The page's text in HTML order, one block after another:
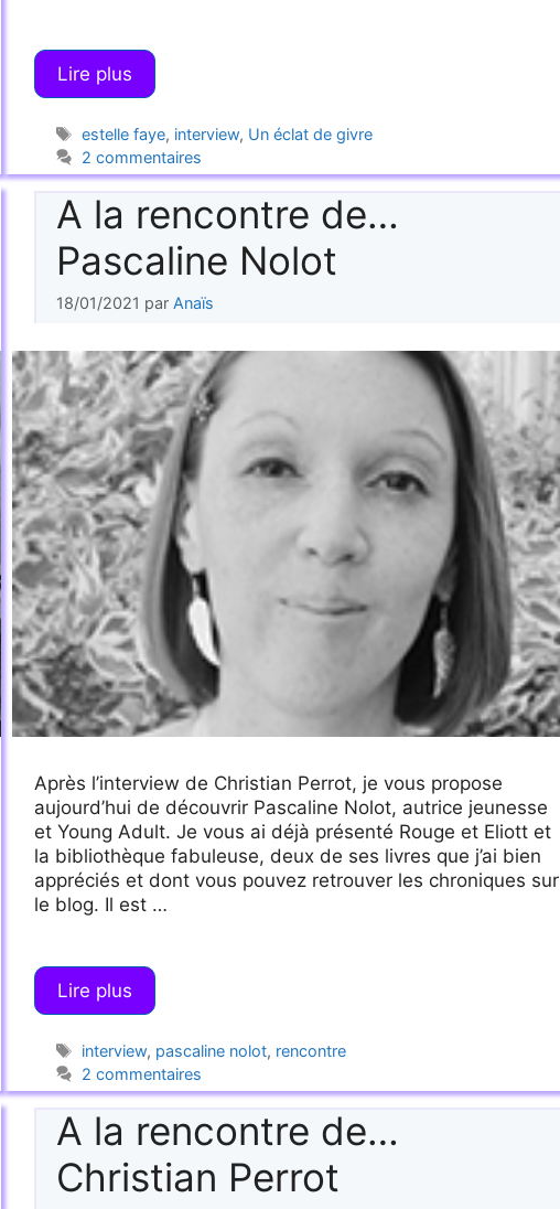
Lire plus
Étiquettes
estelle faye, interview, Un éclat de givre
2 commentaires
A la rencontre de…
Pascaline Nolot
18/01/2021 par Anaïs
Après l’interview de Christian Perrot, je vous propose
aujourd’hui de découvrir Pascaline Nolot, autrice jeunesse
et Young Adult. Je vous ai déjà présenté Rouge et Eliott et
la bibliothèque fabuleuse, deux de ses livres que j’ai bien
appréciés et dont vous pouvez retrouver les chroniques sur
le blog. Il est …
Lire plus
Étiquettes
interview, pascaline nolot, rencontre
2 commentaires
A la rencontre de…
Christian Perrot